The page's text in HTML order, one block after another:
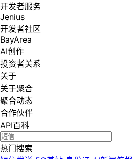
开发者服务
Jenius
开发者社区
BayArea
AI创作
投资者关系
关于
关于聚合
聚合动态
合作伙伴
API百科
热门搜索